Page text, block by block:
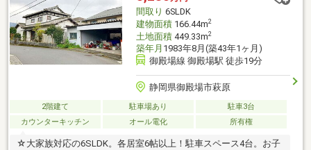
間取り 6SLDK
建物面積166.44m2
土地面積449.33m2
築年月 1983年8月(築43年1ヶ月)
御殿場線 御殿場駅 徒歩19分
静岡県御殿場市萩原
2階建て 駐車場あり
駐車3台
カウンターキッチン
オール電化 所有権
☆大家族対応の6SLDK。各居室6帖以上！駐車スペース4台。お子